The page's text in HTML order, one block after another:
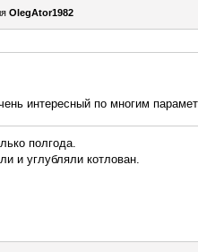
OlegAtor1982
интересный по многим
полгода.
и углубляли котлован.